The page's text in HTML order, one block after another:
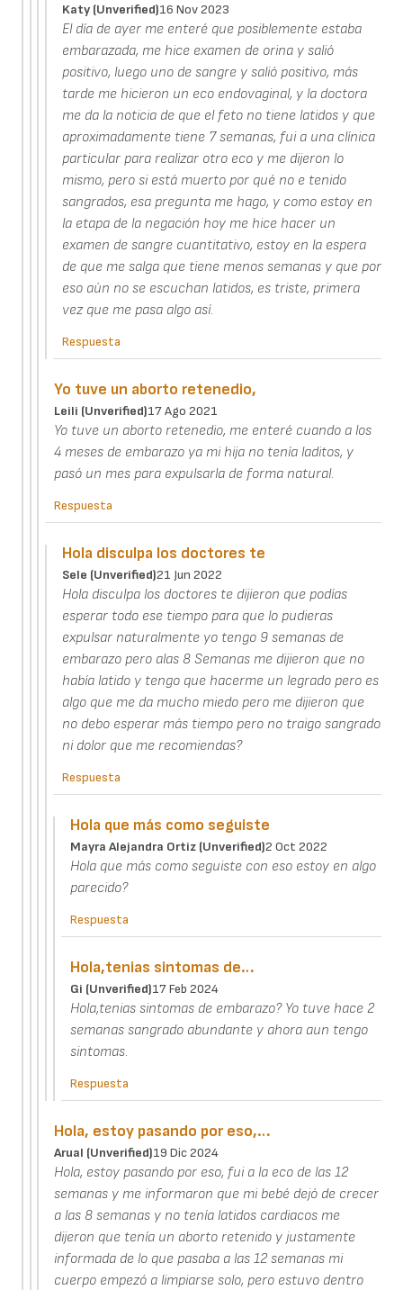
Katy (unverified)16 Nov 2023
El día de ayer me enteré que posiblemente estaba
embarazada, me hice examen de orina y salió
positivo, luego uno de sangre y salió positivo, más
tarde me hicieron un eco endovaginal, y la doctora
me da la noticia de que el feto no tiene latidos y que
aproximadamente tiene 7 semanas, fui a una clínica
particular para realizar otro eco y me dijeron lo
mismo, pero si está muerto por qué no e tenido
sangrados, esa pregunta me hago, y como estoy en
la etapa de la negación hoy me hice hacer un
examen de sangre cuantitativo, estoy en la espera
de que me salga que tiene menos semanas y que por
eso aún no se escuchan latidos, es triste, primera
vez que me pasa algo así.
Respuesta
Yo tuve un aborto retenedio,
Leili (unverified)17 Ago 2021
Yo tuve un aborto retenedio, me enteré cuando a los
4 meses de embarazo ya mi hija no tenía laditos, y
pasó un mes para expulsarla de forma natural.
Respuesta
Hola disculpa los doctores te
Sele (unverified)21 Jun 2022
Hola disculpa los doctores te dijieron que podías
esperar todo ese tiempo para que lo pudieras
expulsar naturalmente yo tengo 9 semanas de
embarazo pero alas 8 Semanas me dijieron que no
había latido y tengo que hacerme un legrado pero es
algo que me da mucho miedo pero me dijieron que
no debo esperar más tiempo pero no traigo sangrado
ni dolor que me recomiendas?
Respuesta
Hola que más como seguiste
Mayra Alejandra Ortiz (unverified)2 Oct 2022
Hola que más como seguiste con eso estoy en algo
parecido?
Respuesta
Hola,tenias sintomas de…
Gi (unverified)17 Feb 2024
Hola,tenias sintomas de embarazo? Yo tuve hace 2
semanas sangrado abundante y ahora aun tengo
sintomas.
Respuesta
Hola, estoy pasando por eso,…
Arual (unverified)19 Dic 2024
Hola, estoy pasando por eso, fui a la eco de las 12
semanas y me informaron que mi bebé dejó de crecer
a las 8 semanas y no tenía latidos cardiacos me
dijeron que tenía un aborto retenido y justamente
informada de lo que pasaba a las 12 semanas mi
cuerpo empezó a limpiarse solo, pero estuvo dentro